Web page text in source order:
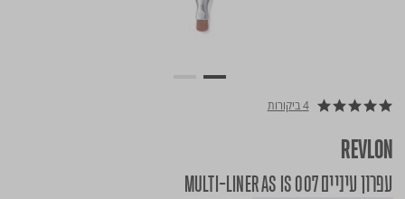
4.8 star rating 4 ביקורות
REVLON
עפרון עיניים MULTI-LINER AS IS 007